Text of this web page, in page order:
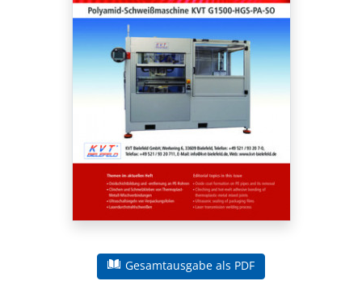
Gesamtausgabe als PDF